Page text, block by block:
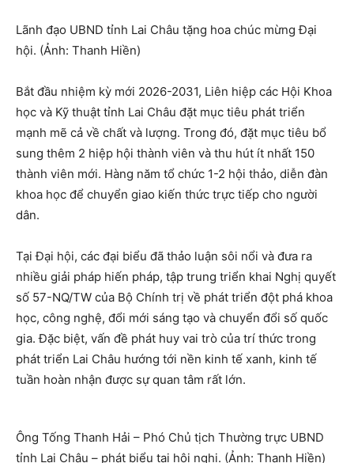
Lãnh đạo UBND tỉnh Lai Châu tặng hoa chúc mừng Đại
hội. (Ảnh: Thanh Hiền)
Bắt đầu nhiệm kỳ mới 2026-2031, Liên hiệp các Hội Khoa
học và Kỹ thuật tỉnh Lai Châu đặt mục tiêu phát triển
mạnh mẽ cả về chất và lượng. Trong đó, đặt mục tiêu bổ
sung thêm 2 hiệp hội thành viên và thu hút ít nhất 150
thành viên mới. Hàng năm tổ chức 1-2 hội thảo, diễn đàn
khoa học để chuyển giao kiến ​​thức trực tiếp cho người
dân.
Tại Đại hội, các đại biểu đã thảo luận sôi nổi và đưa ra
nhiều giải pháp hiến pháp, tập trung triển khai Nghị quyết
số 57-NQ/TW của Bộ Chính trị về phát triển đột phá khoa
học, công nghệ, đổi mới sáng tạo và chuyển đổi số quốc
gia. Đặc biệt, vấn đề phát huy vai trò của trí thức trong
phát triển Lai Châu hướng tới nền kinh tế xanh, kinh tế
tuần hoàn nhận được sự quan tâm rất lớn.
Ông Tống Thanh Hải – Phó Chủ tịch Thường trực UBND
tỉnh Lai Châu – phát biểu tại hội nghị. (Ảnh: Thanh Hiền)